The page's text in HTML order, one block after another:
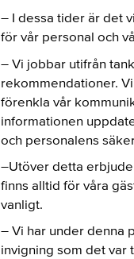
– I dessa tider är det
för vår personal och
– Vi jobbar utifrån
rekommendationer.
förenkla vår
informationen
och personalens
–Utöver detta
finns alltid för våra
vanligt.
– Vi har under denna
invigning som det var